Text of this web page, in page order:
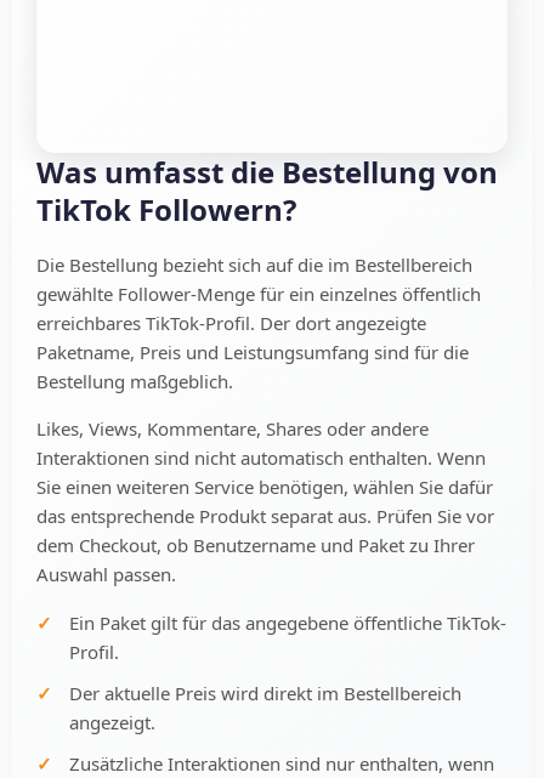
Was umfasst die Bestellung von
TikTok Followern?
Die Bestellung bezieht sich auf die im Bestellbereich
gewählte Follower-Menge für ein einzelnes öffentlich
erreichbares TikTok-Profil. Der dort angezeigte
Paketname, Preis und Leistungsumfang sind für die
Bestellung maßgeblich.
Likes, Views, Kommentare, Shares oder andere
Interaktionen sind nicht automatisch enthalten. Wenn
Sie einen weiteren Service benötigen, wählen Sie dafür
das entsprechende Produkt separat aus. Prüfen Sie vor
dem Checkout, ob Benutzername und Paket zu Ihrer
Auswahl passen.
Ein Paket gilt für das angegebene öffentliche TikTok-
Profil.
Der aktuelle Preis wird direkt im Bestellbereich
angezeigt.
Zusätzliche Interaktionen sind nur enthalten, wenn